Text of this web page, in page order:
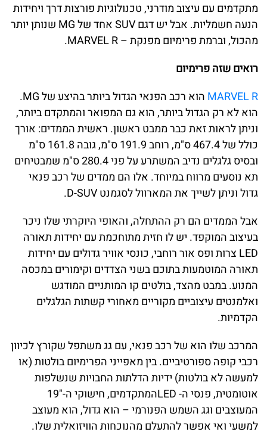
מתקדמים עם עיצוב מודרני, טכנולוגיות פורצות דרך ויחידות
הנעה חשמליות. אבל יש דגם SUV אחד של MG שנותן יותר
מהכול, וברמת פרימיום מפנקת – MARVEL R.
רואים שזה פרימיום
MARVEL R
הוא רכב הפנאי הגדול ביותר בהיצע של MG.
הוא לא רק הגדול ביותר, הוא גם המפואר והמתקדם ביותר,
וניתן לראות זאת כבר ממבט ראשון. ראשית הממדים: אורך
כולל של 467.4 ס"מ, רוחב 191.9 ס"מ, גובה 161.8 ס"מ
ובסיס גלגלים נדיב המשתרע על פני 280.4 ס"מ שמבטיחים
תא נוסעים מרווח במיוחד. אלו הם ממדים של רכב פנאי
גדול וניתן לשייך את המארוול לסגמנט D-SUV.
אבל הממדים הם רק ההתחלה, והאופי היוקרתי שלו ניכר
בעיצוב המוקפד. יש לו חזית מתוחכמת עם יחידות תאורה
LED צרות ופס אור רוחבי, כונסי אוויר גדולים עם יחידות
תאורה המוטמעות בתוכם בשני הצדדים וקימורים במכסה
המנוע. במבט מהצד, בולטים קו המותניים המודגש
ואלמנטים עיצוביים מקוריים מאחורי קשתות הגלגלים
הקדמיות.
המרכב שלו הוא של רכב פנאי, עם גג משתפל שקורץ לכיוון
רכבי קופה ספורטיביים. בין מאפייני הפרימיום בולטות (או
למעשה לא בולטות) ידיות הדלתות החבויות שנשלפות
אוטומטית, פנסי ה- LEDהמתקדמים, חישוקי ה-"19
המעוצבים וגג השמש הפנורמי – הוא גדול, הוא מעוצב
למשעי ואי אפשר להתעלם מהנוכחות הוויזואלית שלו.